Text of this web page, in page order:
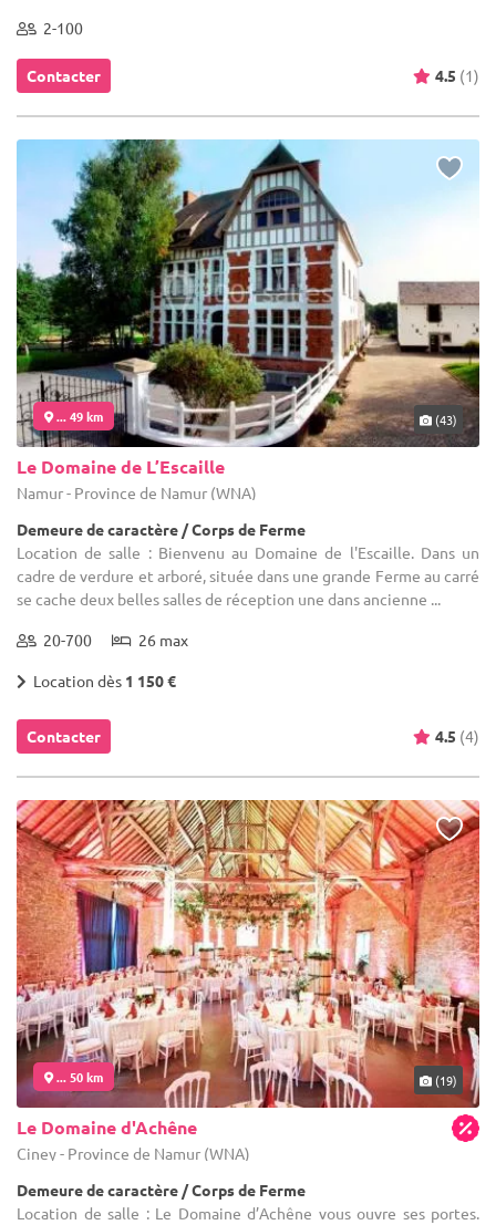
2-100
Contacter 4.5 (1)
... 49 km (43)
Le Domaine de L’Escaille
Namur - Province de Namur (WNA)
Demeure de caractère / Corps de Ferme
Location de salle : Bienvenu au Domaine de l'Escaille. Dans un
cadre de verdure et arboré, située dans une grande Ferme au carré
se cache deux belles salles de réception une dans ancienne ...
20-700 26 max
Location dès 1 150 €
Contacter 4.5 (4)
... 50 km (19)
Le Domaine d'Achêne
Ciney - Province de Namur (WNA)
Demeure de caractère / Corps de Ferme
Location de salle : Le Domaine d’Achêne vous ouvre ses portes.